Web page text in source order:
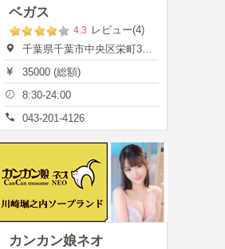
ベガス
4.3 レビュー(4)
千葉県千葉市中央区栄町35-7
35000 (総額)
8:30-24:00
043-201-4126
カンカン娘ネオ